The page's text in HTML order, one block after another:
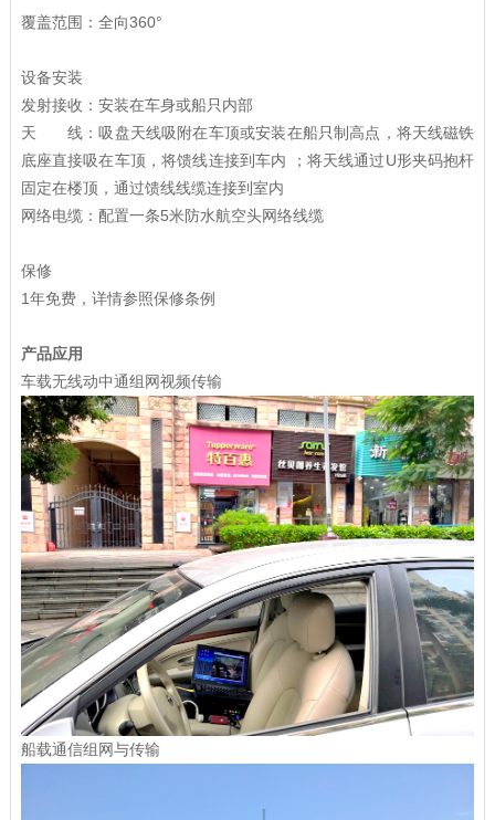
覆盖范围：全向360°
设备安装
发射接收：安装在车身或船只内部
天 线：吸盘天线吸附在车顶或安装在船只制高点，将天线磁铁
底座直接吸在车顶，将馈线连接到车内 ；将天线通过U形夹码抱杆
固定在楼顶，通过馈线线缆连接到室内
网络电缆：配置一条5米防水航空头网络线缆
保修
1年免费，详情参照保修条例
产品应用
车载无线动中通组网视频传输
船载通信组网与传输